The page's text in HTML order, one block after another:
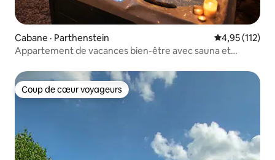
Cabane · Parthenstein Note
4,95 (112)
Appartement de vacances bien-être avec sauna et
Coup de cœur voyageurs
Coup de cœur voyageurs